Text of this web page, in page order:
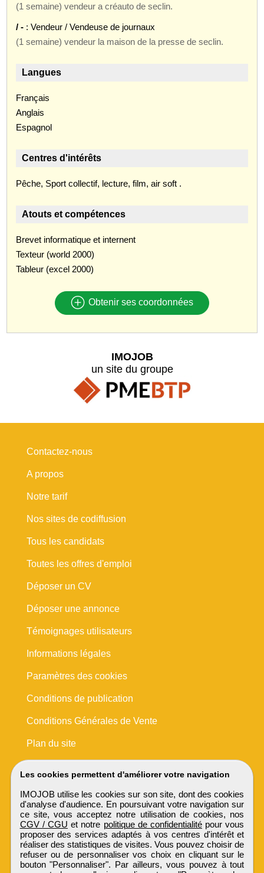
(1 semaine) vendeur a créauto de seclin.
/ - : Vendeur / Vendeuse de journaux
(1 semaine) vendeur la maison de la presse de seclin.
Langues
Français
Anglais
Espagnol
Centres d'intérêts
Pêche, Sport collectif, lecture, film, air soft .
Atouts et compétences
Brevet informatique et internent
Texteur (world 2000)
Tableur (excel 2000)
Obtenir ses coordonnées
Les cookies permettent d'améliorer votre navigation
IMOJOB utilise les cookies sur son site, dont des cookies
d'analyse d'audience. En poursuivant votre navigation sur
ce site, vous acceptez notre utilisation de cookies, nos
CGV / CGU et notre politique de confidentialité pour vous
proposer des services adaptés à vos centres d'intérêt et
réaliser des statistiques de visites. Vous pouvez choisir de
refuser ou de personnaliser vos choix en cliquant sur le
bouton "Personnaliser". Par ailleurs, vous pouvez à tout
IMOJOB
un site du groupe
Contactez-nous
A propos
Notre tarif
Nos sites de codiffusion
Tous les candidats
Toutes les offres d'emploi
Déposer un CV
Déposer une annonce
Témoignages utilisateurs
Informations légales
Paramètres des cookies
Conditions de publication
Conditions Générales de Vente
Plan du site